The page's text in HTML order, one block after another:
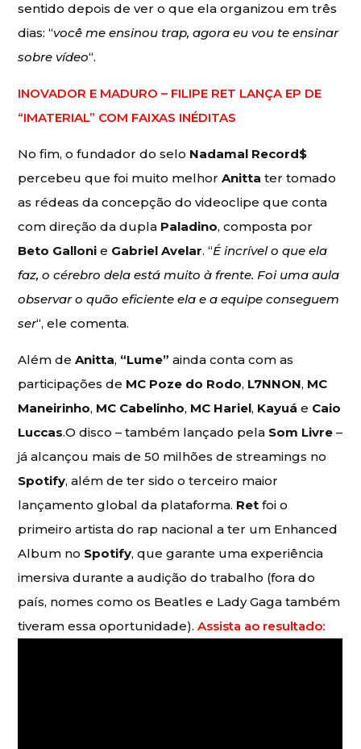
sentido depois de ver o que ela organizou em três
dias: “você me ensinou trap, agora eu vou te ensinar
sobre vídeo“.
INOVADOR E MADURO – FILIPE RET LANÇA EP DE
“IMATERIAL” COM FAIXAS INÉDITAS
No fim, o fundador do selo Nadamal Record$
percebeu que foi muito melhorAnittater tomado
as rédeas da concepção do videoclipe que conta
com direção da dupla Paladino, composta por
Beto Galloni e Gabriel Avelar. “É incrível o que ela
faz, o cérebro dela está muito à frente. Foi uma aula
observar o quão eficiente ela e a equipe conseguem
ser“, ele comenta.
Além deAnitta, “Lume” ainda conta com as
participações de MC Poze do Rodo, L7NNON, MC
Maneirinho, MC Cabelinho, MC Hariel, Kayuáe Caio
Luccas.O disco – também lançado pela Som Livre –
já alcançou mais de 50 milhões de streamings no
Spotify, além de ter sido o terceiro maior
lançamento global da plataforma. Ret foi o
primeiro artista do rap nacional a ter um Enhanced
Album no Spotify, que garante uma experiência
imersiva durante a audição do trabalho (fora do
país, nomes como os Beatles e Lady Gaga também
tiveram essa oportunidade).Assista ao resultado: